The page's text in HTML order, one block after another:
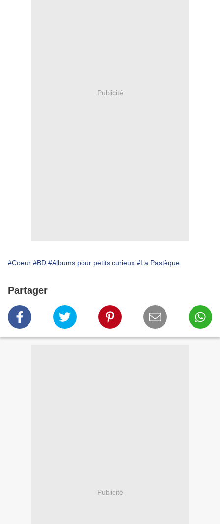
Publicité
#Coeur #BD #Albums pour petits curieux #La Pastèque
Partager
Publicité